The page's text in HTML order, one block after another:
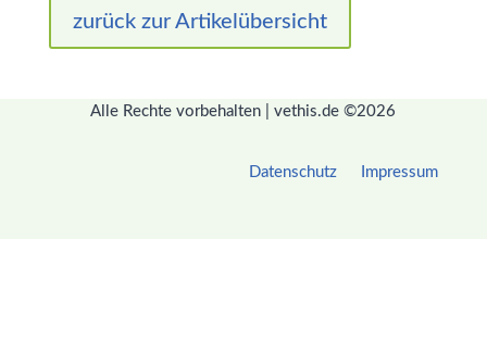
zurück zur Artikelübersicht
Alle Rechte vorbehalten | vethis.de ©2026
Datenschutz Impressum